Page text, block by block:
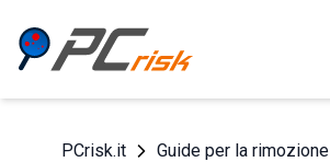
PCrisk.it Guide per la rimozione